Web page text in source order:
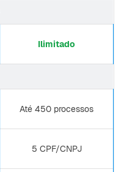
Ilimitado
Até 450 processos
5 CPF/CNPJ